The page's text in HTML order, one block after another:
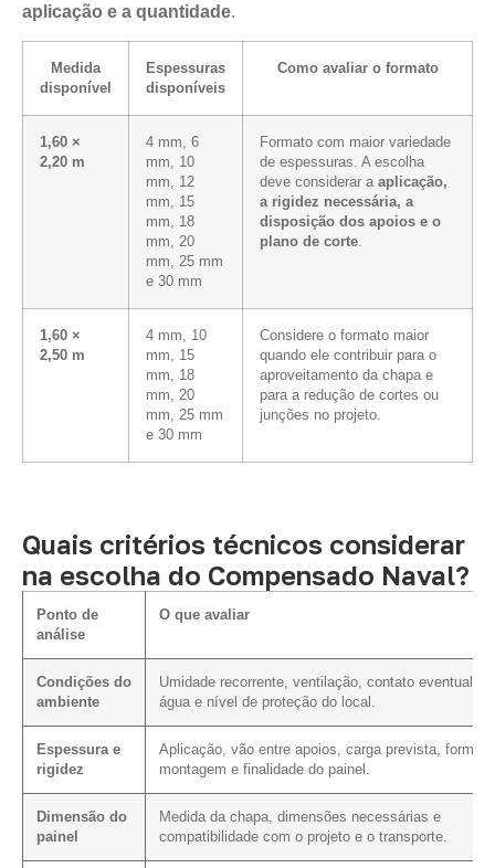
aplicação e a quantidade.
Medida
disponível
Espessuras
disponíveis
Como avaliar o formato
1,60 ×
2,20 m
4 mm, 6
mm, 10
mm, 12
mm, 15
mm, 18
mm, 20
mm, 25 mm
e 30 mm
Formato com maior variedade
de espessuras. A escolha
deve considerar a aplicação,
a rigidez necessária, a
disposição dos apoios e o
plano de corte.
1,60 ×
2,50 m
4 mm, 10
mm, 15
mm, 18
mm, 20
mm, 25 mm
e 30 mm
Considere o formato maior
quando ele contribuir para o
aproveitamento da chapa e
para a redução de cortes ou
junções no projeto.
Quais critérios técnicos considerar
na escolha do Compensado Naval?
Ponto de
análise
O que avaliar
Condições do
ambiente
Umidade recorrente, ventilação, contato eventual
água e nível de proteção do local.
Espessura e
rigidez
Aplicação, vão entre apoios, carga prevista, forma
montagem e finalidade do painel.
Dimensão do
painel
Medida da chapa, dimensões necessárias e
compatibilidade com o projeto e o transporte.